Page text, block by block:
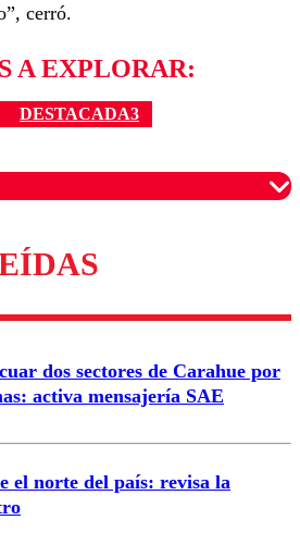
cerró.
A EXPLORAR:
DESTACADA3
moderados para garantizar un
respetuoso.
dos sectores de Carahue por
activa mensajería SAE
el norte del país: revisa la